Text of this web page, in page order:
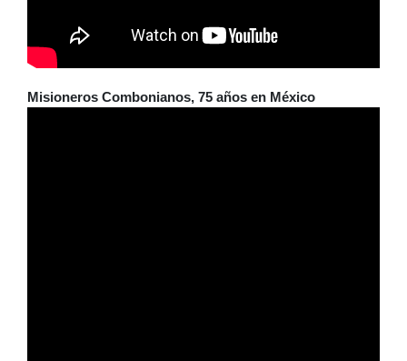
Misioneros Combonianos, 75 años en México